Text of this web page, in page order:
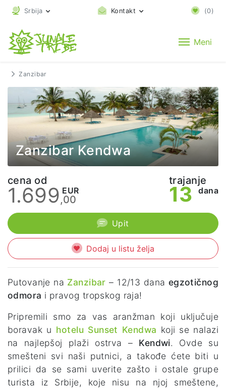
Srbija Kontakt (0)
Meni
Zanzibar
Zanzibar Kendwa
cena od
1.699 EUR
,00
trajanje
13 dana
Upit
Dodaj u listu želja
Putovanje na Zanzibar – 12/13 dana egzotičnog
odmora i pravog tropskog raja!
Pripremili smo za vas
aranžman koji uključuje
boravak u hotelu Sunset Kendwa koji se nalazi
na najlepšoj plaži ostrva – Kendwi. Ovde su
smešteni svi naši putnici, a takođe ćete biti u
prilici da se sami uverite zašto i ostale grupe
turista iz Srbije, koje nisu na njoj smeštene,